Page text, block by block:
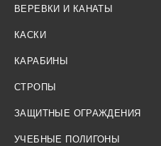
ВЕРЕВКИ И КАНАТЫ
КАСКИ
КАРАБИНЫ
СТРОПЫ
ЗАЩИТНЫЕ ОГРАЖДЕНИЯ
УЧЕБНЫЕ ПОЛИГОНЫ